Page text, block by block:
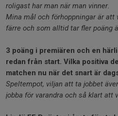
roligast har man när man vinner.
Mina mål och förhoppningar är att
färre och som alltid tar fler poäng
3 poäng i premiären och en
redan från start. Vilka positiva
matchen nu när det snart är
Speltempot, viljan att ta jobbet
jobba för varandra och så klart att